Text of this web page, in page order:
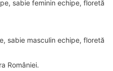
sabie feminin echipe, floretă
sabie masculin echipe, floretă
României.